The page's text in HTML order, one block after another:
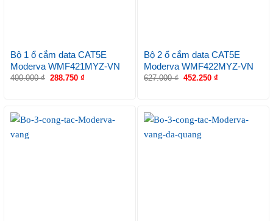
Bộ 1 ổ cắm data CAT5E
Moderva WMF421MYZ-VN
400.000₫ 288.750 ₫
Bộ 2 ổ cắm data CAT5E
Moderva WMF422MYZ-VN
627.000₫ 452.250 ₫